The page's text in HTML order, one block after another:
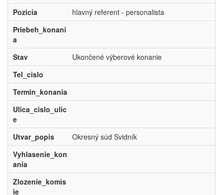
Pozicia
hlavný referent - personalista
Priebeh_konani
a
Stav
Ukončené výberové konanie
Tel_cislo
Termin_konania
Ulica_cislo_ulic
e
Utvar_popis
Okresný súd Svidník
Vyhlasenie_kon
ania
Zlozenie_komis
ie